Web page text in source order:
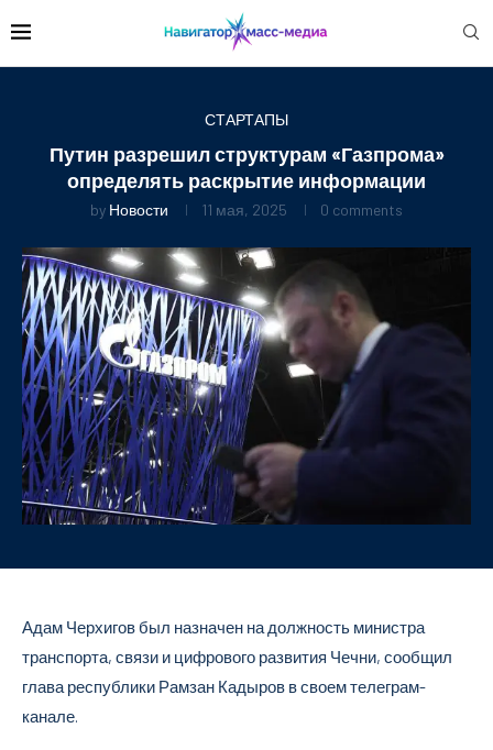
СТАРТАПЫ
Путин разрешил структурам «Газпрома»
определять раскрытие информации
by Новости 11 мая, 2025 0 comments
Адам Черхигов был назначен на должность министра
транспорта, связи и цифрового развития Чечни, сообщил
глава республики Рамзан Кадыров в своем телеграм-
канале.